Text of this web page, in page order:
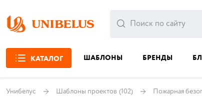
КАТАЛОГ ШАБЛОНЫ БРЕНДЫ
Унибелус Шаблоны проектов (102) Пожарная